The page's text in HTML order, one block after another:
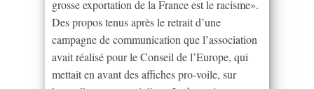
grosse exportation de la France est le racisme».
Des propos tenus après le retrait d’une
campagne de communication que l’association
avait réalisé pour le Conseil de l’Europe, qui
mettait en avant des affiches pro-voile, sur